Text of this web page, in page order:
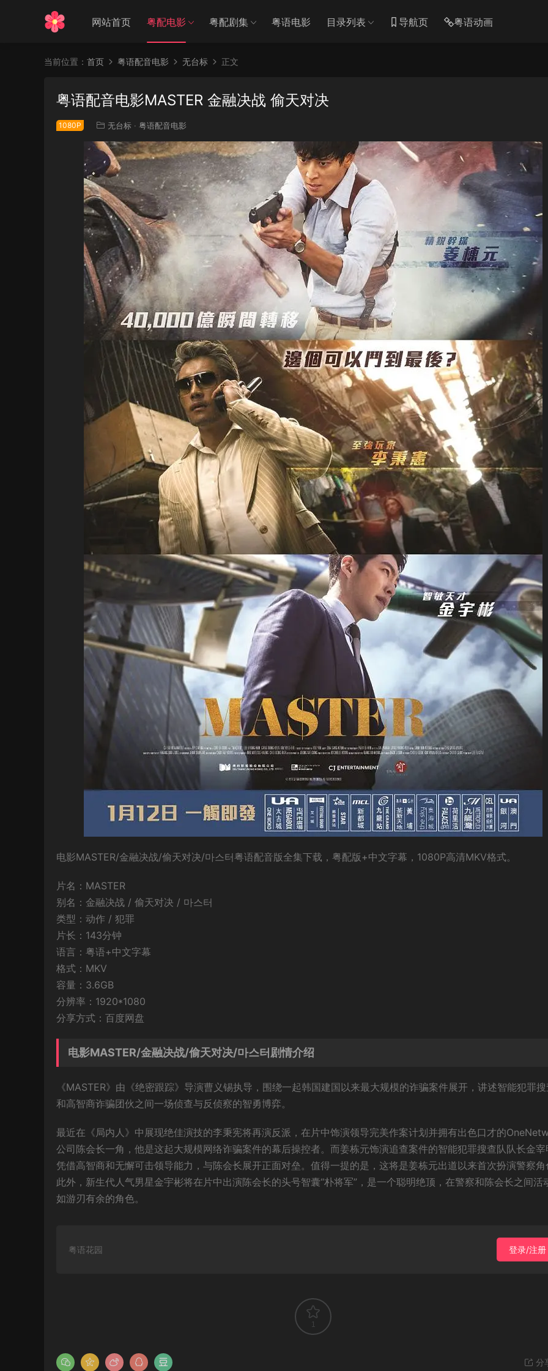
网站首页 粤配电影 粤配剧集 粤语电影 目录列表 导航页 粤语动画
当前位置： 首页 粤语配音电影 无台标 正文
粤语配音电影MASTER 金融决战 偷天对决
1080P 无台标 · 粤语配音电影
电影MASTER/金融决战/偷天对决/마스터粤语配音版全集下载，粤配版+中文字幕，1080P高清MKV格式。
片名：MASTER
别名：金融决战 / 偷天对决 / 마스터
类型：动作 / 犯罪
片长：143分钟
语言：粤语+中文字幕
格式：MKV
容量：3.6GB
分辨率：1920*1080
分享方式：百度网盘
电影MASTER/金融决战/偷天对决/마스터剧情介绍
《MASTER》由《绝密跟踪》导演曹义锡执导，围绕一起韩国建国以来最大规模的诈骗案件展开，讲述智能犯罪
和高智商诈骗团伙之间一场侦查与反侦察的智勇博弈。
最近在《局内人》中展现绝佳演技的李秉宪将再演反派，在片中饰演领导完美作案计划并拥有出色口才的
公司陈会长一角，他是这起大规模网络诈骗案件的幕后操控者。而姜栋元饰演追查案件的智能犯罪搜查队队长金宰
凭借高智商和无懈可击领导能力，与陈会长展开正面对垒。值得一提的是，这将是姜栋元出道以来首次扮演警察角
此外，新生代人气男星金宇彬将在片中出演陈会长的头号智囊“朴将军”，是一个聪明绝顶，在警察和陈会长之间活
如游刃有余的角色。
粤语花园 登录/注册
1
分